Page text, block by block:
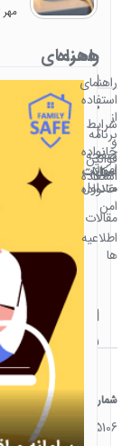
مهر 27, 1401
همراه
با
خانواده
امن
صفحه
اصلی
امکانات
خانواده
امن
مقالات
اطلاعیه
ها
راهنمای
استفادهراهنمای
استفاده
از
برنامه
خانواده
امن
شرایط
و
قوانین
استفاده
سوالات
متداول
ارتباط
با ما
شماره تماس
05138385106